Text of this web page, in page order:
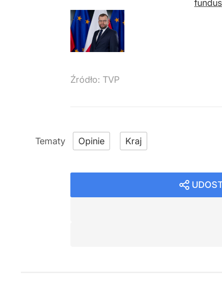
Źródło: TVP
Opinie Kraj